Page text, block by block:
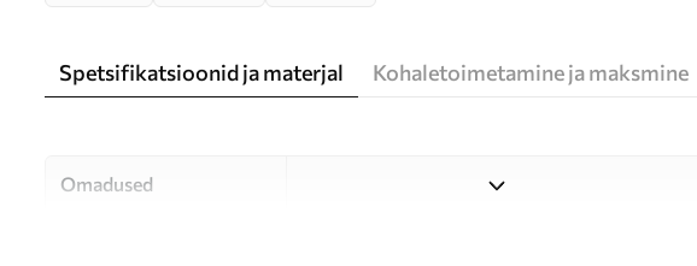
Spetsifikatsioonid ja materjal Kohaletoimetamine ja maksmine
Omadused